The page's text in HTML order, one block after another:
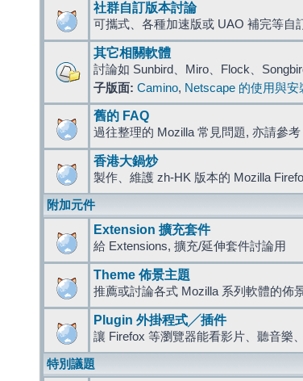
社群自訂版本討論
可攜式、各種加速版或 UAO 補完等自
其它相關軟體
討論如 Sunbird、Miro、Flock、
子版面: Camino, Netscape 的使用與安
舊的 FAQ
過往整理的 Mozilla 常見問題, 亦請參考
香港大鍋炒
製作、維護 zh-HK 版本的 Mozilla
附加元件
Extension 擴充套件
給 Extensions, 擴充/延伸套件討論用
Theme 佈景主題
推薦或討論各式 Mozilla 系列軟體的佈
Plugin 外掛程式╱插件
讓 Firefox 等瀏覽器能看影片、聽音樂
特別議題